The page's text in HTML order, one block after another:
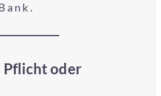
Pflicht oder